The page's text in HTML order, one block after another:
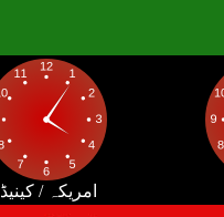
امریکہ / کینیڈا